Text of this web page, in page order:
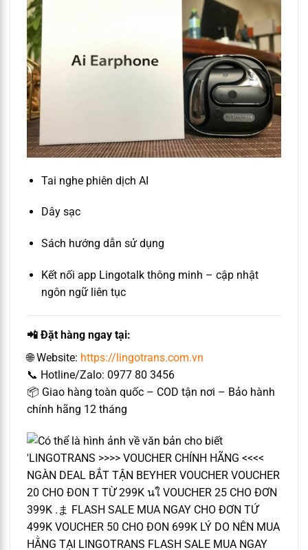
Tai nghe phiên dịch AI
Dây sạc
Sách hướng dẫn sử dụng
Kết nối app Lingotalk thông minh – cập nhật
ngôn ngữ liên tục
📲 Đặt hàng ngay tại:
🌐 Website: https://lingotrans.com.vn
📞 Hotline/Zalo: 0977 80 3456
📦 Giao hàng toàn quốc – COD tận nơi – Bảo hành
chính hãng 12 tháng